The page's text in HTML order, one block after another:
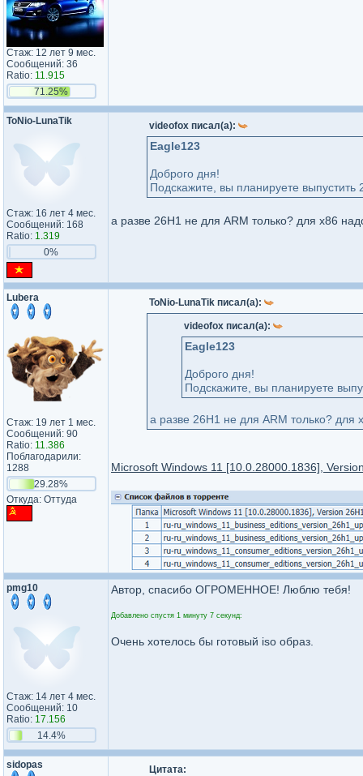
Стаж: 12 лет 9 мес.
Сообщений: 36
Ratio: 11.915
71.25%
ToNio-LunaTik
Стаж: 16 лет 4 мес.
Сообщений: 168
Ratio: 1.319
0%
videofox писал(а):
Eagle123
Доброго дня!
Подскажите, вы планируете выпустить
а разве 26H1 не для ARM только? для x86
Lubera
Стаж: 19 лет 1 мес.
Сообщений: 90
Ratio: 11.386
Поблагодарили:
1288
29.28%
Откуда: Оттуда
ToNio-LunaTik писал(а):
videofox писал(а):
Eagle123
Доброго дня!
Подскажите, вы планируете
а разве 26H1 не для ARM только?
Microsoft Windows 11 [10.0.28000.1836],
pmg10
Стаж: 14 лет 4 мес.
Сообщений: 10
Ratio: 17.156
14.4%
Автор, спасибо ОГРОМЕННОЕ! Люблю тебя!
Добавлено спустя 1 минуту 7 секунд:
Очень хотелось бы готовый iso образ.
sidopas Цитата: